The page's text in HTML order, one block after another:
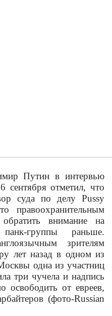
Путин в интервью
6 сентября отметил, что
суда по делу Pussy
правоохранительным
внимание на
группы раньше.
зрителям
лет назад в одном из
одна из участниц
три чучела и надпись
от евреев,
(фото-Russian